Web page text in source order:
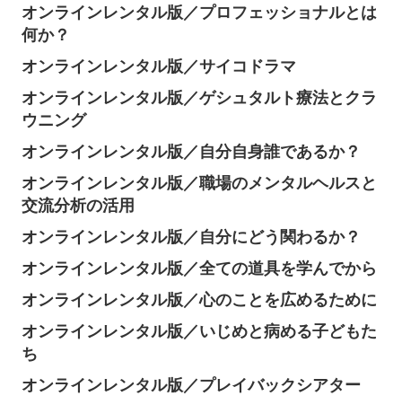
オンラインレンタル版／プロフェッショナルとは
何か？
オンラインレンタル版／サイコドラマ
オンラインレンタル版／ゲシュタルト療法とクラ
ウニング
オンラインレンタル版／自分自身誰であるか？
オンラインレンタル版／職場のメンタルヘルスと
交流分析の活用
オンラインレンタル版／自分にどう関わるか？
オンラインレンタル版／全ての道具を学んでから
オンラインレンタル版／心のことを広めるために
オンラインレンタル版／いじめと病める子どもた
ち
オンラインレンタル版／プレイバックシアター